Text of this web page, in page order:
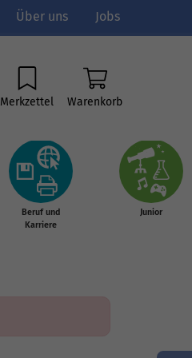
Über uns Jobs
Merkzettel Warenkorb
Beruf und
Karriere
Junior